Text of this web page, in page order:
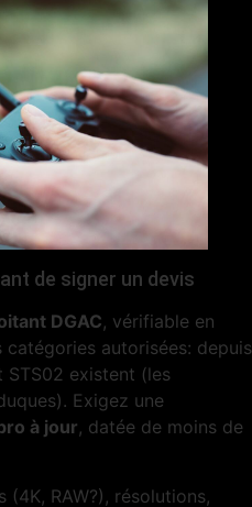
de signer un devis
DGAC, vérifiable en
autorisées: depuis
STS02 existent (les
Exigez une
à jour, datée de moins de
RAW?), résolutions,